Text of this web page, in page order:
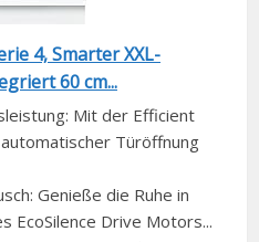
4, Smarter XXL-
60 cm...
Mit der Efficient
Türöffnung
Genieße die Ruhe in
EcoSilence Drive Motors...